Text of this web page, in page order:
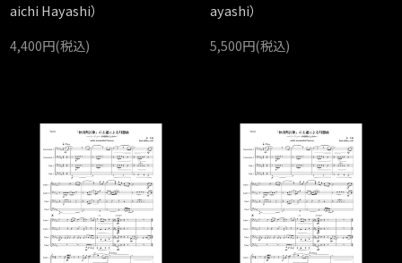
aichi Hayashi）
4,400円(税込)
ayashi）
5,500円(税込)